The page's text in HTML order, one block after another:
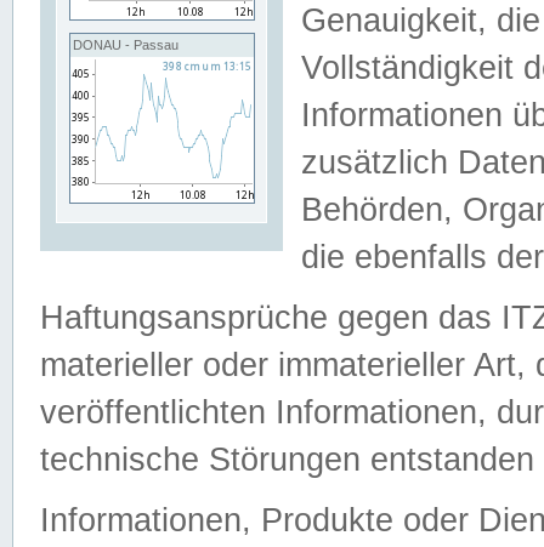
DONAU - Passau
Genauigkeit,
Vollständigkeit
Informationen
zusätzlich
Behörden,
die ebenfalls
Haftungsansprüche gegen das
materieller oder immaterieller
veröffentlichten Informationen,
technische Störungen
Informationen, Produkte oder